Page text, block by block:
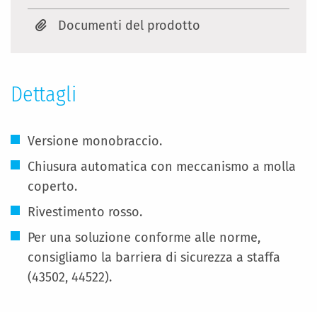
Documenti del prodotto
Dettagli
Versione monobraccio.
Chiusura automatica con meccanismo a molla
coperto.
Rivestimento rosso.
Per una soluzione conforme alle norme,
consigliamo la barriera di sicurezza a staffa
(43502, 44522).